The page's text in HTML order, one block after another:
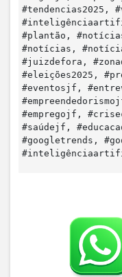
#tendencias2025,
#plantão,
#notícias,
#juizdefora,
#eleições2025,
#eventosjf,
#empregojf,
#saúdejf,
#googletrends,